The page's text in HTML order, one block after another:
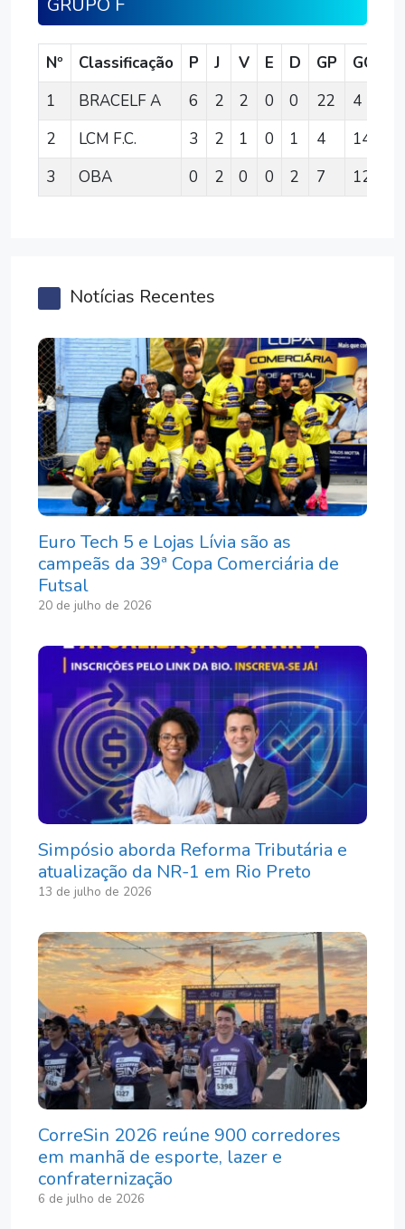
GRUPO F
Nº Classificação P J V E D GP GC
1
BRACELF A 6 2 2 0 0 22 4
2
LCM F.C. 3 2 1 0 1 4 14
3
OBA 0 2 0 0 2 7 12
Notícias Recentes
Euro Tech 5 e Lojas Lívia são as
campeãs da 39ª Copa Comerciária de
Futsal
20 de julho de 2026
Simpósio aborda Reforma Tributária e
atualização da NR-1 em Rio Preto
13 de julho de 2026
CorreSin 2026 reúne 900 corredores
em manhã de esporte, lazer e
confraternização
6 de julho de 2026